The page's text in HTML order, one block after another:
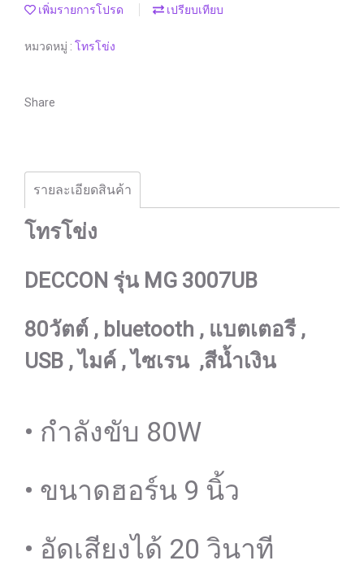
เพิ่มรายการโปรด เปรียบเทียบ
หมวดหมู่ : โทรโข่ง
Share
รายละเอียดสินค้า
โทรโข่ง
DECCON รุ่น MG 3007UB
80วัตต์ , bluetooth , แบตเตอรี ,
USB , ไมค์ , ไซเรน ,สีน้ำเงิน
• กำลังขับ 80W
• ขนาดฮอร์น 9 นิ้ว
• อัดเสียงได้ 20 วินาที